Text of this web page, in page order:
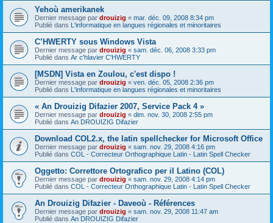
Yehoù amerikanek
Dernier message par drouizig « mar. déc. 09, 2008 8:34 pm
Publié dans L'informatique en langues régionales et minoritaires
C’HWERTY sous Windows Vista
Dernier message par drouizig « sam. déc. 06, 2008 3:33 pm
Publié dans Ar c'hlavier C'HWERTY
[MSDN] Vista en Zoulou, c'est dispo !
Dernier message par drouizig « ven. déc. 05, 2008 2:36 pm
Publié dans L'informatique en langues régionales et minoritaires
« An Drouizig Difazier 2007, Service Pack 4 »
Dernier message par drouizig « dim. nov. 30, 2008 2:55 pm
Publié dans An DROUIZIG Difazier
Download COL2.x, the latin spellchecker for Microsoft Office
Dernier message par drouizig « sam. nov. 29, 2008 4:16 pm
Publié dans COL - Correcteur Orthographique Latin - Latin Spell Checker
Oggetto: Correttore Ortografico per il Latino (COL)
Dernier message par drouizig « sam. nov. 29, 2008 4:14 pm
Publié dans COL - Correcteur Orthographique Latin - Latin Spell Checker
An Drouizig Difazier - Daveoù - Références
Dernier message par drouizig « sam. nov. 29, 2008 11:47 am
Publié dans An DROUIZIG Difazier